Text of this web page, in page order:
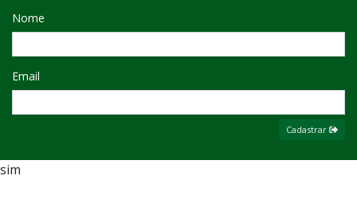
Nome
Email
Cadastrar
sim